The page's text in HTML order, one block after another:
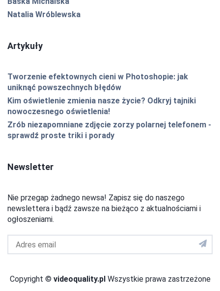
Natalia Wróblewska
Artykuły
Tworzenie efektownych cieni w Photoshopie: jak
uniknąć powszechnych błędów
Kim oświetlenie zmienia nasze życie? Odkryj tajniki
nowoczesnego oświetlenia!
Zrób niezapomniane zdjęcie zorzy polarnej telefonem -
sprawdź proste triki i porady
Newsletter
Nie przegap żadnego newsa! Zapisz się do naszego
newslettera i bądź zawsze na bieżąco z aktualnościami i
ogłoszeniami.
Adres
email
Copyright © videoquality.plWszystkie prawa zastrzeżone